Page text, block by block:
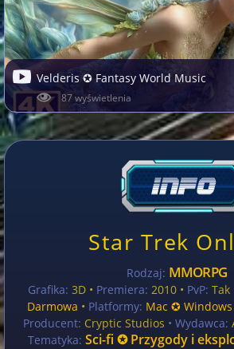
Velderis ✪ Fantasy World Music
87 wyświetlenia
Star Trek
Rodzaj: MMORPG
Grafika: 3D • Premiera: 2010 • PvP: Tak
Darmowa • Platformy: Mac ✪ Windows
Producent: Cryptic Studios • Wydawca:
Tematyka: Sci-fi ✪ Przygody i